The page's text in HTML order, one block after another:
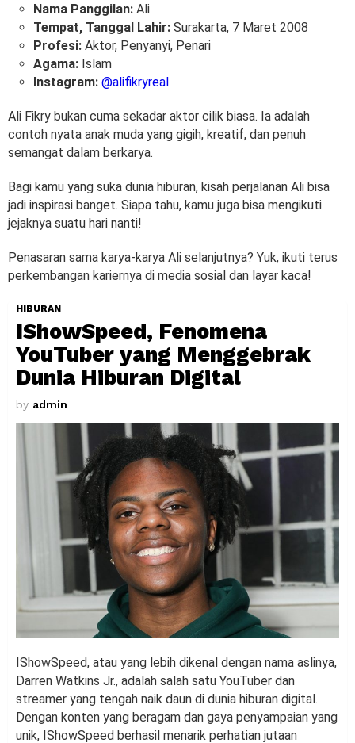
Nama Panggilan: Ali
Tempat, Tanggal Lahir: Surakarta, 7 Maret 2008
Profesi: Aktor, Penyanyi, Penari
Agama: Islam
Instagram: @alifikryreal
Ali Fikry bukan cuma sekadar aktor cilik biasa. Ia adalah
contoh nyata anak muda yang gigih, kreatif, dan penuh
semangat dalam berkarya.
Bagi kamu yang suka dunia hiburan, kisah perjalanan Ali bisa
jadi inspirasi banget. Siapa tahu, kamu juga bisa mengikuti
jejaknya suatu hari nanti!
Penasaran sama karya-karya Ali selanjutnya? Yuk, ikuti terus
perkembangan kariernya di media sosial dan layar kaca!
HIBURAN
IShowSpeed, Fenomena
YouTuber yang Menggebrak
Dunia Hiburan Digital
by admin
IShowSpeed, atau yang lebih dikenal dengan nama aslinya,
Darren Watkins Jr., adalah salah satu YouTuber dan
streamer yang tengah naik daun di dunia hiburan digital.
Dengan konten yang beragam dan gaya penyampaian yang
unik, IShowSpeed berhasil menarik perhatian jutaan